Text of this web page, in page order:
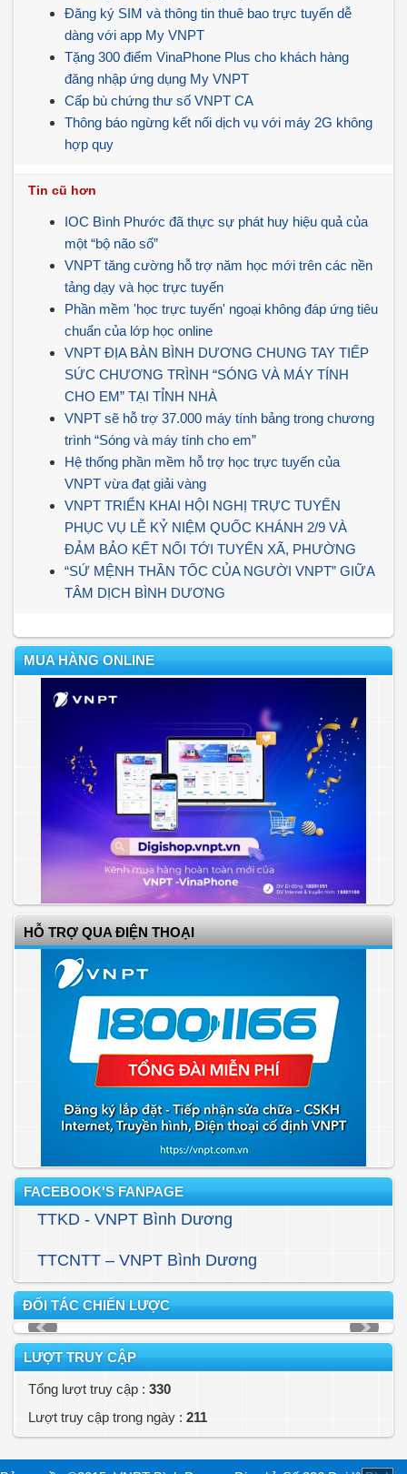
Đăng ký SIM và thông tin thuê bao trực tuyến dễ
dàng với app My VNPT
Tặng 300 điểm VinaPhone Plus cho khách hàng
đăng nhập ứng dụng My VNPT
Cấp bù chứng thư số VNPT CA
Thông báo ngừng kết nối dịch vụ với máy 2G không
hợp quy
Tin cũ hơn
IOC Bình Phước đã thực sự phát huy hiệu quả của
một “bộ não số”
VNPT tăng cường hỗ trợ năm học mới trên các nền
tảng dạy và học trực tuyến
Phần mềm 'học trực tuyến' ngoại không đáp ứng tiêu
chuẩn của lớp học online
VNPT ĐỊA BÀN BÌNH DƯƠNG CHUNG TAY TIẾP
SỨC CHƯƠNG TRÌNH “SÓNG VÀ MÁY TÍNH
CHO EM” TẠI TỈNH NHÀ
VNPT sẽ hỗ trợ 37.000 máy tính bảng trong chương
trình “Sóng và máy tính cho em”
Hệ thống phần mềm hỗ trợ học trực tuyến của
VNPT vừa đạt giải vàng
VNPT TRIỂN KHAI HỘI NGHỊ TRỰC TUYẾN
PHỤC VỤ LỄ KỶ NIỆM QUỐC KHÁNH 2/9 VÀ
ĐẢM BẢO KẾT NỐI TỚI TUYẾN XÃ, PHƯỜNG
“SỨ MỆNH THẦN TỐC CỦA NGƯỜI VNPT” GIỮA
TÂM DỊCH BÌNH DƯƠNG
MUA HÀNG ONLINE
HỖ TRỢ QUA ĐIỆN THOẠI
FACEBOOK'S FANPAGE
TTKD - VNPT Bình Dương
TTCNTT – VNPT Bình Dương
ĐỐI TÁC CHIẾN LƯỢC
LƯỢT TRUY CẬP
Tổng lượt truy cập : 330
Lượt truy cập trong ngày : 211